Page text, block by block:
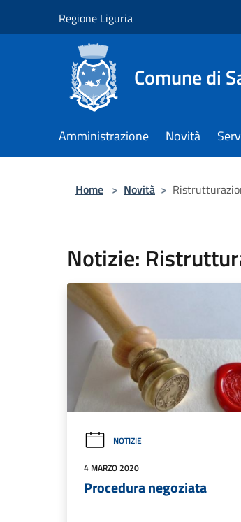
Regione Liguria
Comune di
Amministrazione Novità
Home > Novità >
Notizie:
NOTIZIE
4 MARZO 2020
Procedura negoziata